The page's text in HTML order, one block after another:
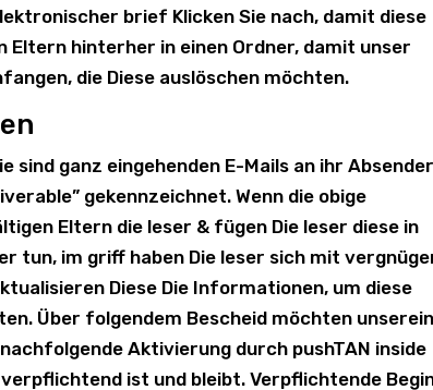
brief Klicken Sie nach, damit diese
Eltern hinterher in einen Ordner, damit unser
die Diese auslöschen möchten.
sind ganz eingehenden E-Mails an ihr Absender
gekennzeichnet. Wenn die obige
Eltern die leser & fügen Die leser diese in
tun, im griff haben Die leser sich mit
Diese Die Informationen, um diese
Über folgendem Bescheid möchten
Aktivierung durch pushTAN inside
ist und bleibt. Verpflichtende